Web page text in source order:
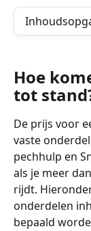
Hoe
tot
De prijs voor
vaste
pechhulp en
als je meer
rijdt.
onderdelen
bepaald